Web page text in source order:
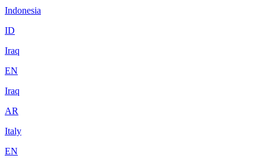
Indonesia
ID
Iraq
EN
Iraq
AR
Italy
EN